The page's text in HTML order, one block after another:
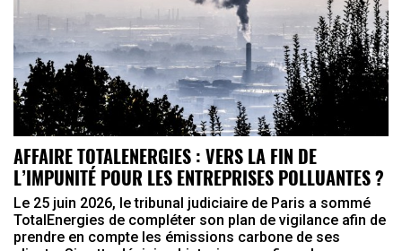
AFFAIRE TOTALENERGIES : VERS LA FIN DE
L’IMPUNITÉ POUR LES ENTREPRISES POLLUANTES ?
Le 25 juin 2026, le tribunal judiciaire de Paris a sommé
TotalEnergies de compléter son plan de vigilance afin de
prendre en compte les émissions carbone de ses